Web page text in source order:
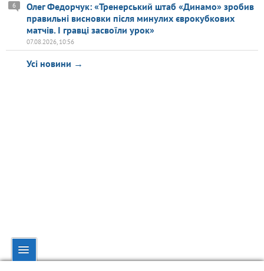
Олег Федорчук: «Тренерський штаб «Динамо» зробив
правильні висновки після минулих єврокубкових
матчів. І гравці засвоїли урок»
6
07.08.2026, 10:56
Усі новини →